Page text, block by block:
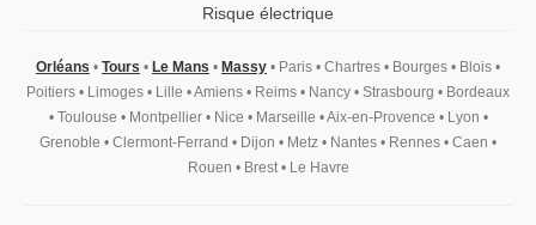
Risque électrique
Orléans • Tours • Le Mans • Massy • Paris • Chartres • Bourges • Blois •
Poitiers • Limoges • Lille •Amiens • Reims • Nancy • Strasbourg • Bordeaux
•Toulouse •Montpellier •Nice •Marseille •Aix-en-Provence •Lyon •
Grenoble • Clermont-Ferrand • Dijon • Metz • Nantes • Rennes • Caen •
Rouen •Brest•Le Havre